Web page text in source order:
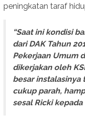
peningkatan taraf
“Saat ini kondisi
dari DAK Tahun
Pekerjaan Umum
dikerjakan oleh
besar instalasinya
cukup parah,
sesal Ricki kepada